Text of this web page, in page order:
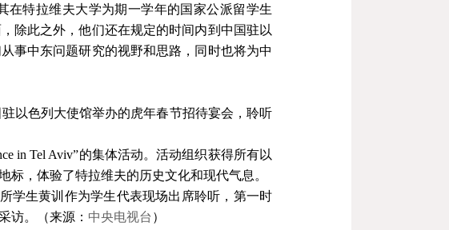
在特拉维夫大学为期一学年的国家公派留学生
除此之外，他们还在规定的时间内到中国驻以
事中东问题研究的视野和思路，同时也将为中
以色列大使馆举办的虎年春节招待宴会，聆听
in Tel Aviv”的集体活动。活动组织获得所有以
，体验了特拉维夫的历史文化和现代气息。
学生黄训作为学生代表现场出席聆听，第一时
访。（来源： 中央电视台 ）